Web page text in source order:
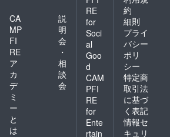
CA
MP
FI
RE
ア
カ
デ
ミ
ー
と
は
説
明
会
・
相
談
会
RE
for
Soci
al
Goo
d
CAM
PFI
RE
for
Ente
rtain
約
細則
プライ
バシー
ポリ
シー
特定商
取引法
に基づ
く表記
情報セ
キュリ